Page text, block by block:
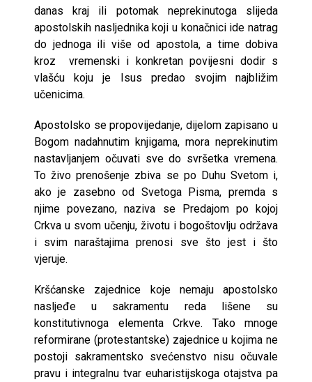
danas kraj ili potomak neprekinutoga slijeda
apostolskih nasljednika koji u konačnici ide natrag
do jednoga ili više od apostola, a time dobiva
kroz vremenski i konkretan povijesni dodir s
vlašću koju je Isus predao svojim najbližim
učenicima.
Apostolsko se propovijedanje, dijelom zapisano u
Bogom nadahnutim knjigama, mora neprekinutim
nastavljanjem očuvati sve do svršetka vremena.
To živo prenošenje zbiva se po Duhu Svetom i,
ako je zasebno od Svetoga Pisma, premda s
njime povezano, naziva se Predajom po kojoj
Crkva u svom učenju, životu i bogoštovlju održava
i svim naraštajima prenosi sve što jest i što
vjeruje.
Kršćanske zajednice koje nemaju apostolsko
nasljeđe u sakramentu reda lišene su
konstitutivnoga elementa Crkve. Tako mnoge
reformirane (protestantske) zajednice u kojima ne
postoji sakramentsko svećenstvo nisu očuvale
pravu i integralnu tvar euharistijskoga otajstva pa